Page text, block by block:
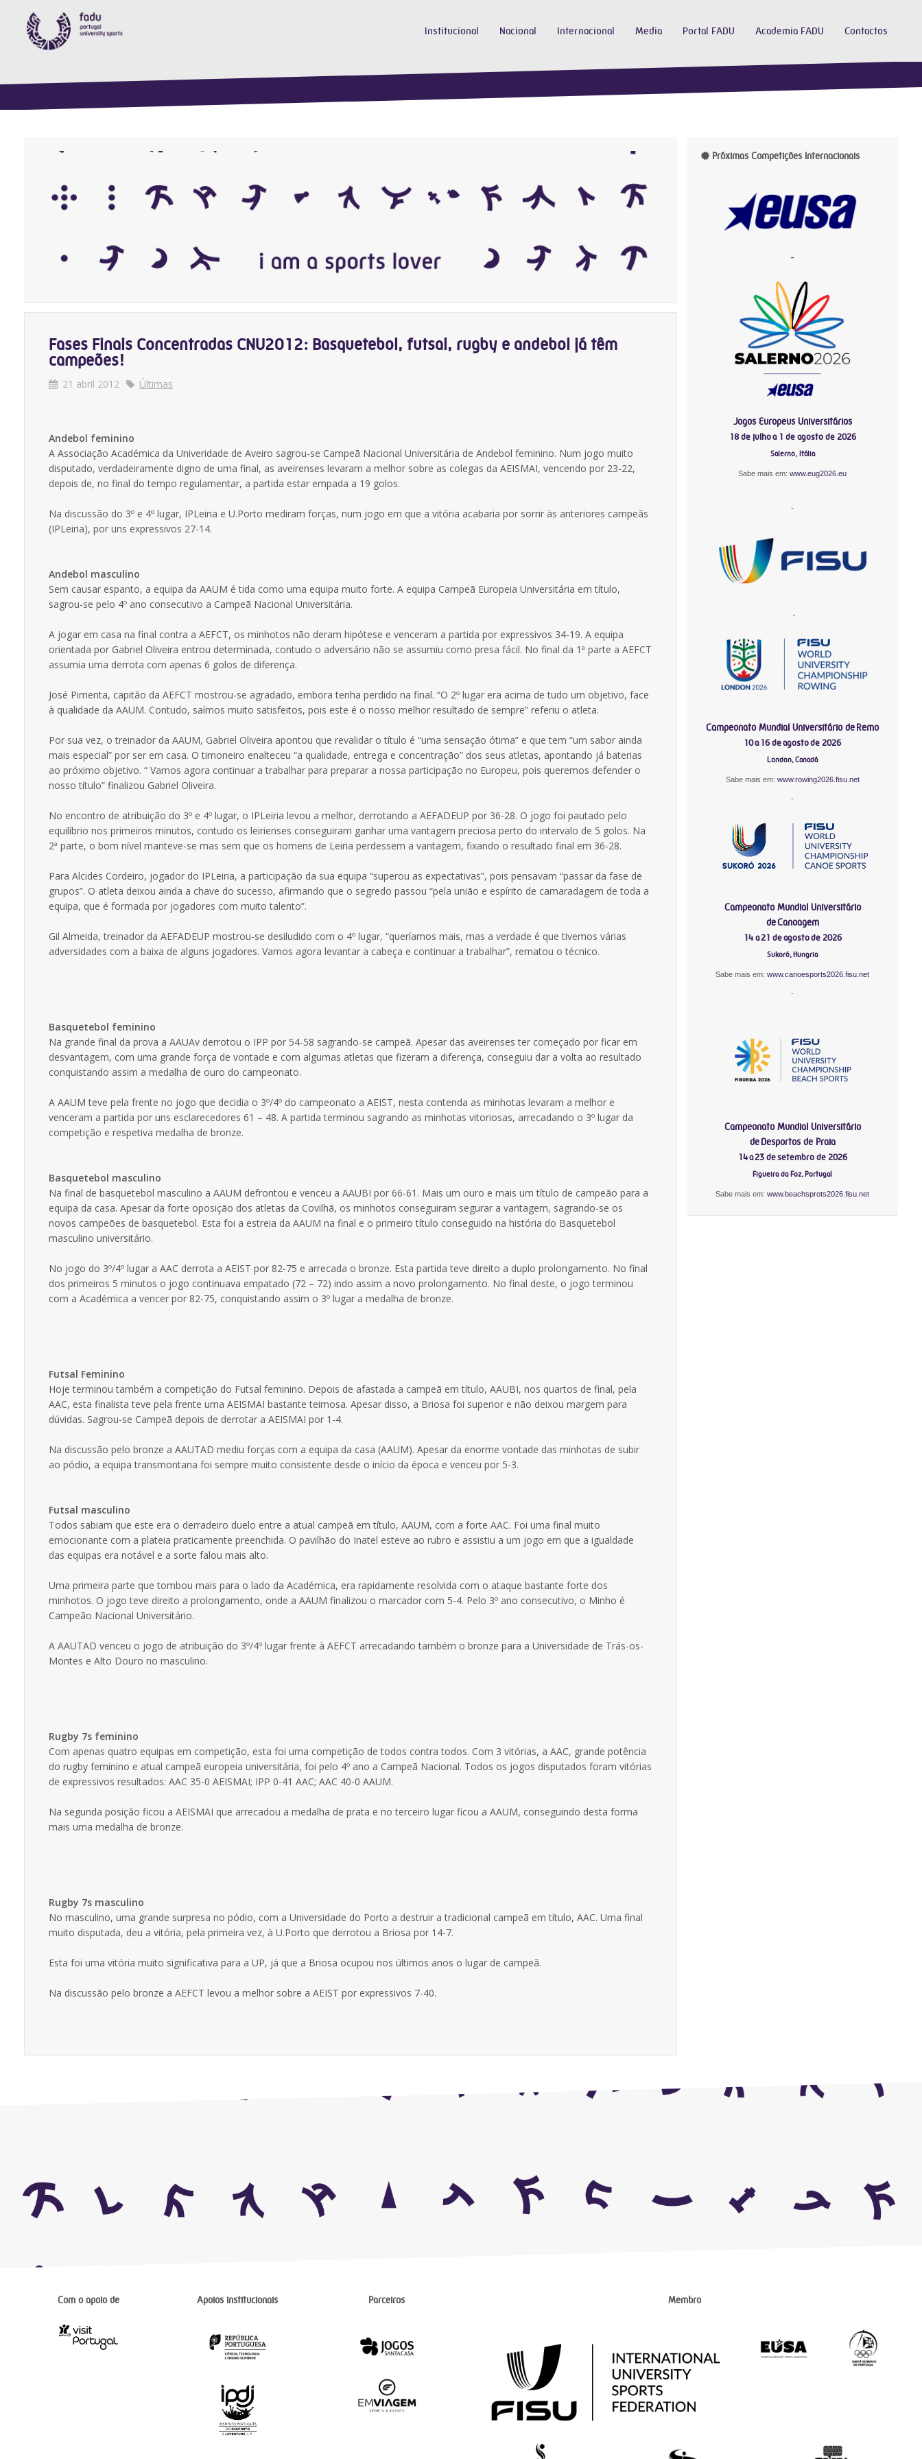
Institucional Nacional Internacional Media Portal FADU Academia FADU Contactos
Fases Finais Concentradas CNU2012: Basquetebol, futsal, rugby e andebol já têm
campeões!
21 abril 2012 Últimas
Andebol feminino
A Associação Académica da Univeridade de Aveiro sagrou-se Campeã Nacional Universitária de Andebol feminino. Num jogo muito
disputado, verdadeiramente digno de uma final, as aveirenses levaram a melhor sobre as colegas da AEISMAI, vencendo por 23-22,
depois de, no final do tempo regulamentar, a partida estar empada a 19 golos.
Na discussão do 3º e 4º lugar, IPLeiria e U.Porto mediram forças, num jogo em que a vitória acabaria por sorrir às anteriores campeãs
(IPLeiria), por uns expressivos 27-14.
Andebol masculino
Sem causar espanto, a equipa da AAUM é tida como uma equipa muito forte. A equipa Campeã Europeia Universitária em título,
sagrou-se pelo 4º ano consecutivo a Campeã Nacional Universitária.
A jogar em casa na final contra a AEFCT, os minhotos não deram hipótese e venceram a partida por expressivos 34-19. A equipa
orientada por Gabriel Oliveira entrou determinada, contudo o adversário não se assumiu como presa fácil. No final da 1ª parte a AEFCT
assumia uma derrota com apenas 6 golos de diferença.
José Pimenta, capitão da AEFCT mostrou-se agradado, embora tenha perdido na final. “O 2º lugar era acima de tudo um objetivo, face
à qualidade da AAUM. Contudo, saímos muito satisfeitos, pois este é o nosso melhor resultado de sempre” referiu o atleta.
Por sua vez, o treinador da AAUM, Gabriel Oliveira apontou que revalidar o título é “uma sensação ótima” e que tem “um sabor ainda
mais especial” por ser em casa. O timoneiro enalteceu “a qualidade, entrega e concentração” dos seus atletas, apontando já baterias
ao próximo objetivo. “ Vamos agora continuar a trabalhar para preparar a nossa participação no Europeu, pois queremos defender o
nosso título” finalizou Gabriel Oliveira.
No encontro de atribuição do 3º e 4º lugar, o IPLeiria levou a melhor, derrotando a AEFADEUP por 36-28. O jogo foi pautado pelo
equilíbrio nos primeiros minutos, contudo os leirienses conseguiram ganhar uma vantagem preciosa perto do intervalo de 5 golos. Na
2ª parte, o bom nível manteve-se mas sem que os homens de Leiria perdessem a vantagem, fixando o resultado final em 36-28.
Para Alcides Cordeiro, jogador do IPLeiria, a participação da sua equipa “superou as expectativas”, pois pensavam “passar da fase de
grupos”. O atleta deixou ainda a chave do sucesso, afirmando que o segredo passou “pela união e espírito de camaradagem de toda a
equipa, que é formada por jogadores com muito talento”.
Gil Almeida, treinador da AEFADEUP mostrou-se desiludido com o 4º lugar, “queríamos mais, mas a verdade é que tivemos várias
adversidades com a baixa de alguns jogadores. Vamos agora levantar a cabeça e continuar a trabalhar”, rematou o técnico.
Basquetebol feminino
Na grande final da prova a AAUAv derrotou o IPP por 54-58 sagrando-se campeã. Apesar das aveirenses ter começado por ficar em
desvantagem, com uma grande força de vontade e com algumas atletas que fizeram a diferença, conseguiu dar a volta ao resultado
conquistando assim a medalha de ouro do campeonato.
A AAUM teve pela frente no jogo que decidia o 3º/4º do campeonato a AEIST, nesta contenda as minhotas levaram a melhor e
venceram a partida por uns esclarecedores 61 – 48. A partida terminou sagrando as minhotas vitoriosas, arrecadando o 3º lugar da
competição e respetiva medalha de bronze.
Basquetebol masculino
Na final de basquetebol masculino a AAUM defrontou e venceu a AAUBI por 66-61. Mais um ouro e mais um título de campeão para a
equipa da casa. Apesar da forte oposição dos atletas da Covilhã, os minhotos conseguiram segurar a vantagem, sagrando-se os
novos campeões de basquetebol. Esta foi a estreia da AAUM na final e o primeiro título conseguido na história do Basquetebol
masculino universitário.
No jogo do 3º/4º lugar a AAC derrota a AEIST por 82-75 e arrecada o bronze. Esta partida teve direito a duplo prolongamento. No final
dos primeiros 5 minutos o jogo continuava empatado (72 – 72) indo assim a novo prolongamento. No final deste, o jogo terminou
com a Académica a vencer por 82-75, conquistando assim o 3º lugar a medalha de bronze.
Futsal Feminino
Hoje terminou também a competição do Futsal feminino. Depois de afastada a campeã em título, AAUBI, nos quartos de final, pela
AAC, esta finalista teve pela frente uma AEISMAI bastante teimosa. Apesar disso, a Briosa foi superior e não deixou margem para
dúvidas. Sagrou-se Campeã depois de derrotar a AEISMAI por 1-4.
Na discussão pelo bronze a AAUTAD mediu forças com a equipa da casa (AAUM). Apesar da enorme vontade das minhotas de subir
ao pódio, a equipa transmontana foi sempre muito consistente desde o início da época e venceu por 5-3.
Futsal masculino
Todos sabiam que este era o derradeiro duelo entre a atual campeã em título, AAUM, com a forte AAC. Foi uma final muito
emocionante com a plateia praticamente preenchida. O pavilhão do Inatel esteve ao rubro e assistiu a um jogo em que a igualdade
das equipas era notável e a sorte falou mais alto.
Uma primeira parte que tombou mais para o lado da Académica, era rapidamente resolvida com o ataque bastante forte dos
minhotos. O jogo teve direito a prolongamento, onde a AAUM finalizou o marcador com 5-4. Pelo 3º ano consecutivo, o Minho é
Campeão Nacional Universitário.
A AAUTAD venceu o jogo de atribuição do 3º/4º lugar frente à AEFCT arrecadando também o bronze para a Universidade de Trás-os-
Montes e Alto Douro no masculino.
Rugby 7s feminino
Com apenas quatro equipas em competição, esta foi uma competição de todos contra todos. Com 3 vitórias, a AAC, grande potência
do rugby feminino e atual campeã europeia universitária, foi pelo 4º ano a Campeã Nacional. Todos os jogos disputados foram vitórias
de expressivos resultados: AAC 35-0 AEISMAI; IPP 0-41 AAC; AAC 40-0 AAUM.
Na segunda posição ficou a AEISMAI que arrecadou a medalha de prata e no terceiro lugar ficou a AAUM, conseguindo desta forma
mais uma medalha de bronze.
Rugby 7s masculino
No masculino, uma grande surpresa no pódio, com a Universidade do Porto a destruir a tradicional campeã em título, AAC. Uma final
muito disputada, deu a vitória, pela primeira vez, à U.Porto que derrotou a Briosa por 14-7.
Esta foi uma vitória muito significativa para a UP, já que a Briosa ocupou nos últimos anos o lugar de campeã.
Na discussão pelo bronze a AEFCT levou a melhor sobre a AEIST por expressivos 7-40.
Próximas Competições Internacionais
-
Jogos Europeus Universitários
18 de julho a 1 de agosto de 2026
Salerno, Itália
Sabe mais em:www.eug2026.eu
-
-
Campeonato Mundial Universitário de Remo
10 a 16 de agosto de 2026
London, Canadá
Sabe mais em: www.rowing2026.fisu.net
-
Campeonato Mundial Universitário
de Canoagem
14 a 21 de agosto de 2026
Sukoró, Hungria
Sabe mais em:www.canoesports2026.fisu.net
-
Campeonato Mundial Universitário
de Desportos de Praia
14 a 23 de setembro de 2026
Figueira da Foz, Portugal
Sabe mais em:www.beachsprots2026.fisu.net
Com o apoio de Apoios institucionais Parceiros Membro